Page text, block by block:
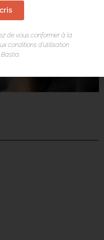
de vous conformer à la
conditions d’utilisation